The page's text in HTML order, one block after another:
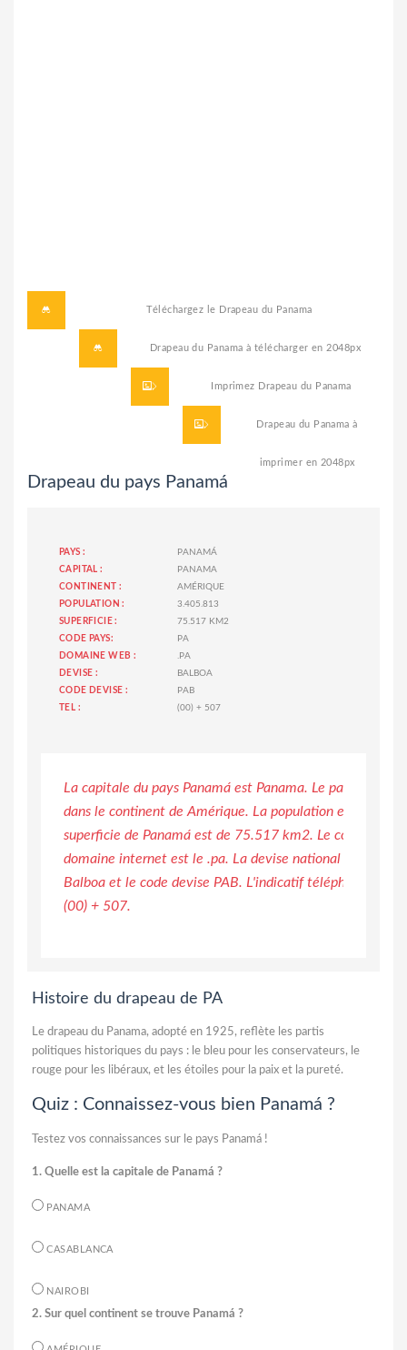
Téléchargez le Drapeau du Panama
Drapeau du Panama à télécharger en 2048px
Imprimez Drapeau du Panama
Drapeau du Panama à
imprimer en 2048px
Drapeau du pays Panamá
PAYS :
PANAMÁ
CAPITAL :
PANAMA
CONTINENT :
AMÉRIQUE
POPULATION :
3.405.813
SUPERFICIE :
75.517 KM2
CODE PAYS:
PA
DOMAINE WEB :
.PA
DEVISE :
BALBOA
CODE DEVISE :
PAB
TEL :
(00) + 507
La capitale du pays Panamá est Panama. Le pays de
dans le continent de Amérique. La population est de
superficie de Panamá est de 75.517 km2. Le code pays
domaine internet est le .pa. La devise national du pays
Balboa et le code devise PAB. L'indicatif téléphonique de
(00) + 507.
Histoire du drapeau de PA
Le drapeau du Panama, adopté en 1925, reflète les partis
politiques historiques du pays : le bleu pour les conservateurs, le
rouge pour les libéraux, et les étoiles pour la paix et la pureté.
Quiz : Connaissez-vous bien Panamá ?
Testez vos connaissances sur le pays Panamá !
1. Quelle est la capitale de Panamá ?
PANAMA
CASABLANCA
NAIROBI
2. Sur quel continent se trouve Panamá ?